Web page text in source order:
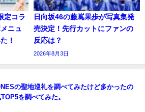
定コラ
ニュ
！
日向坂46の藤嶌果歩が写真集発
売決定！先行カットにファンの
反応は？
2026年8月3日
の聖地巡礼を調べてみたけど多かったの
を調べてみた。